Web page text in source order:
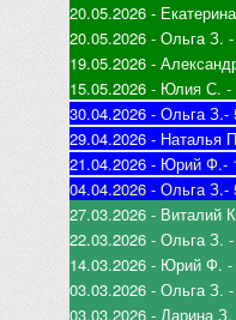
20.05.2026 -
20.05.2026 - Ольга З.
19.05.2026 -
15.05.2026 - Юлия С. -
30.04.2026 - Ольга З.-
29.04.2026 - Наталья
21.04.2026 - Юрий Ф.-
04.04.2026 - Ольга З.-
27.03.2026 - Виталий К
22.03.2026 - Ольга З.
14.03.2026 - Юрий Ф.
03.03.2026 - Ольга З.
03.03.2026 - Дарина З.